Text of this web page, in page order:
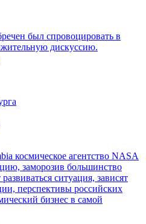
был спровоцировать в
дискуссию.
космическое агентство NASA
заморозив большинство
ситуация, зависят
перспективы российских
бизнес в самой